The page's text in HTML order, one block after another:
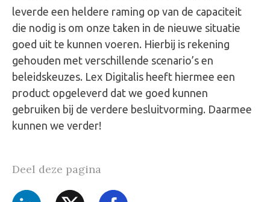
leverde een heldere raming op van de capaciteit
die nodig is om onze taken in de nieuwe situatie
goed uit te kunnen voeren. Hierbij is rekening
gehouden met verschillende scenario’s en
beleidskeuzes. Lex Digitalis heeft hiermee een
product opgeleverd dat we goed kunnen
gebruiken bij de verdere besluitvorming. Daarmee
kunnen we verder!
Deel deze pagina